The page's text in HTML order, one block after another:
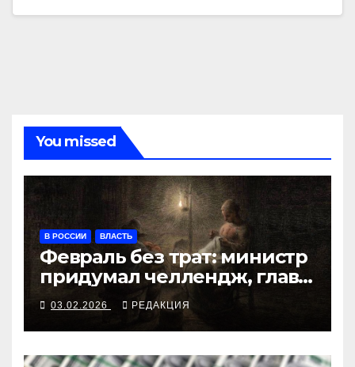
You missed
В РОССИИ ВЛАСТЬ
Февраль без трат: министр
придумал челлендж, глава
региона назначил
проверку
03.02.2026 РЕДАКЦИЯ